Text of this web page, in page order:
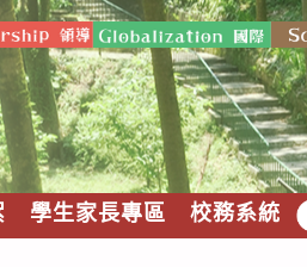
學生家長專區 校務系統